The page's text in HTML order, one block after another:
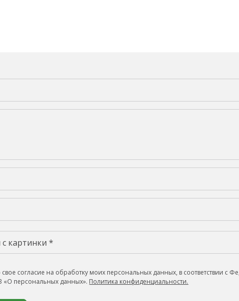
согласие на обработку моих персональных данных, в соответствии с
«О персональных данных». Политика конфиденциальности.